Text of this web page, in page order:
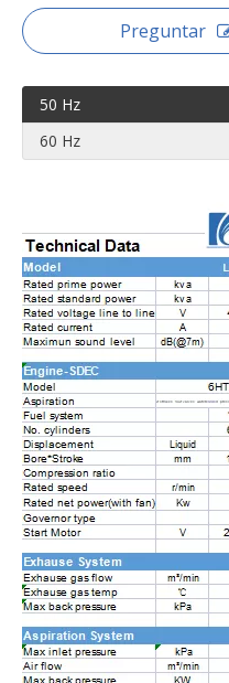
Preguntar
50 Hz
60 Hz